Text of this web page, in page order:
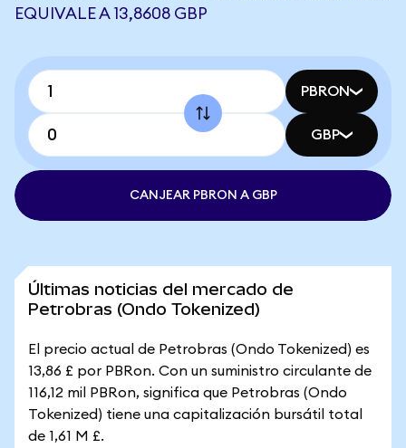
EQUIVALE A 13,8608 GBP
PBRON
GBP
CANJEAR PBRON A GBP
Últimas noticias del mercado de
Petrobras (Ondo Tokenized)
El precio actual de Petrobras (Ondo Tokenized) es
13,86 £ por PBRon. Con un suministro circulante de
116,12 mil PBRon, significa que Petrobras (Ondo
Tokenized) tiene una capitalización bursátil total
de 1,61 M £.